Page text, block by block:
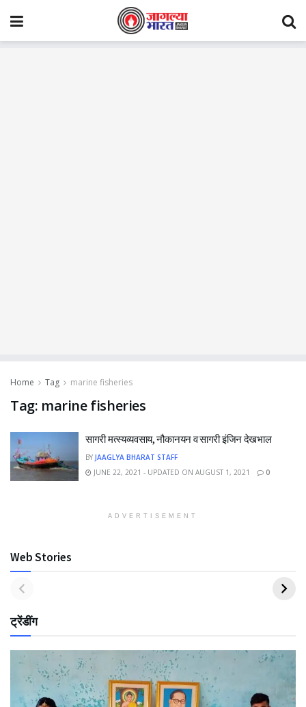
Home Tag marine fisheries
Tag: marine fisheries
सागरी मत्स्यव्यवसाय, नौकानयन व सागरी इंजिन देखभाल
BY JAAGLYA BHARAT STAFF
JUNE 22, 2021 - UPDATED ON AUGUST 1, 2021
0
ADVERTISEMENT
Web Stories
ट्रेंडींग